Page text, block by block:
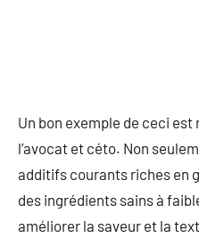
Un bon exemple de ceci
l’avocat et céto. Non
additifs courants riches en
des ingrédients sains à
améliorer la saveur et la